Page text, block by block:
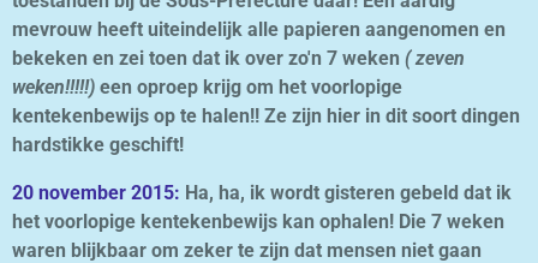
mevrouw heeft uiteindelijk alle papieren aangenomen en
bekeken en zei toen dat ik over zo'n 7 weken ( zeven
weken!!!!!) een oproep krijg om het voorlopige
kentekenbewijs op te halen!! Ze zijn hier in dit soort dingen
hardstikke geschift!
20 november 2015: Ha, ha, ik wordt gisteren gebeld dat ik
het voorlopige kentekenbewijs kan ophalen! Die 7 weken
waren blijkbaar om zeker te zijn dat mensen niet gaan